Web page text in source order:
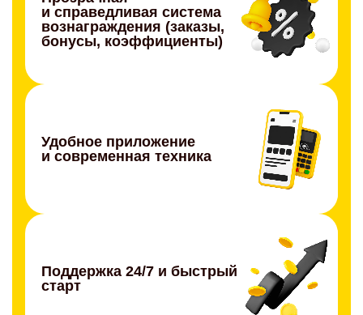
и справедливая система
вознаграждения (заказы,
бонусы, коэффициенты)
Удобное приложение
и современная техника
Поддержка 24/7 и быстрый
старт